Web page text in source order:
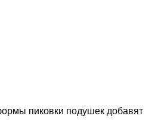
пиковки подушек добавят